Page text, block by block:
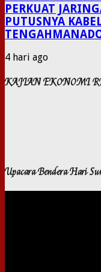
PERKUAT
PUTUSNYA
4 hari ago
KAJIAN EKONOMI
Upacara Bendera Hari